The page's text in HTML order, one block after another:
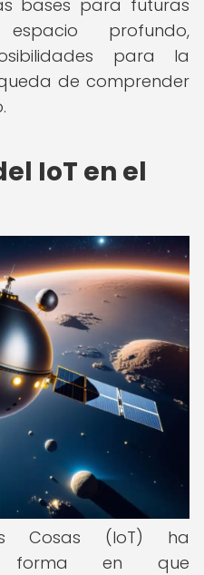
bases para futuras
profundo,
para la
de comprender
IoT en el
Cosas (IoT) ha
forma en que